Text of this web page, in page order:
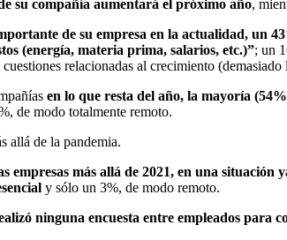
su compañía aumentará el próximo año,
de su empresa en la actualidad, un
(energía, materia prima, salarios, etc.)”; un
relacionadas al crecimiento (demasiado
en lo que resta del año, la mayoría
de modo totalmente remoto.
allá de la pandemia.
empresas más allá de 2021, en una
y sólo un 3%, de modo remoto.
ninguna encuesta entre empleados para